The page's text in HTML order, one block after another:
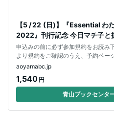
【5 / 22 (日)】『Essential
2022』刊行記念 今日マチ子
申込みの前に必ず参加規約をお読み
より規約をご確認のうえ、予約ペー
aoyamabc.jp
1,540 円
青山ブックセンタ